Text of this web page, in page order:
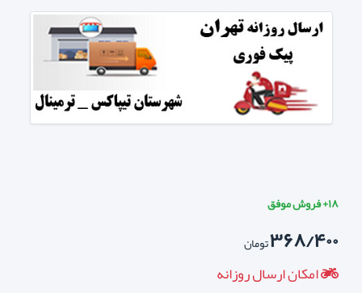
۱۸+ فروش موفق
۳۶۸/۴۰۰تومان
امکان ارسال روزانه